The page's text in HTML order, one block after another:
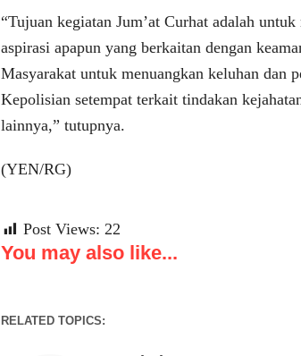
“Tujuan kegiatan Jum’at Curhat adalah
aspirasi apapun yang berkaitan dengan
Masyarakat untuk menuangkan keluhan dan
Kepolisian setempat terkait tindakan
lainnya,” tutupnya.
(YEN/RG)
Post Views: 22
You may also like...
RELATED TOPICS: